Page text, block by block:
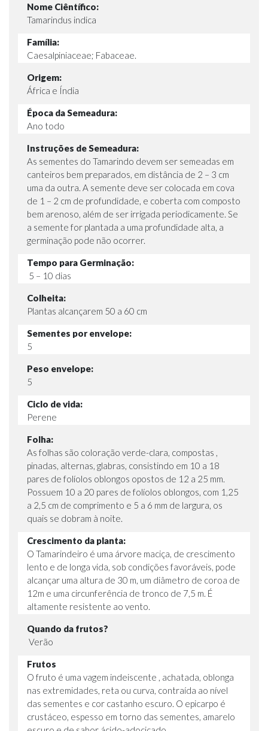
Nome Ciêntífico:
Tamarindus indica
Família:
Caesalpiniaceae; Fabaceae.
Origem:
África e Índia
Época da Semeadura:
Ano todo
Instruções de Semeadura:
As sementes do Tamarindo devem ser semeadas em
canteiros bem preparados, em distância de 2 – 3 cm
uma da outra. A semente deve ser colocada em cova
de 1 – 2 cm de profundidade, e coberta com composto
bem arenoso, além de ser irrigada periodicamente. Se
a semente for plantada a uma profundidade alta, a
germinação pode não ocorrer.
Tempo para Germinação:
5 – 10 dias
Colheita:
Plantas alcançarem 50 a 60 cm
Sementes por envelope:
5
Peso envelope:
5
Ciclo de vida:
Perene
Folha:
As folhas são coloração verde-clara, compostas ,
pinadas, alternas, glabras, consistindo em 10 a 18
pares de folíolos oblongos opostos de 12 a 25 mm.
Possuem 10 a 20 pares de folíolos oblongos, com 1,25
a 2,5 cm de comprimento e 5 a 6 mm de largura, os
quais se dobram à noite.
Crescimento da planta:
O Tamarindeiro é uma árvore maciça, de crescimento
lento e de longa vida, sob condições favoráveis, pode
alcançar uma altura de 30 m, um diâmetro de coroa de
12m e uma circunferência de tronco de 7,5 m. É
altamente resistente ao vento.
Quando da frutos?
Verão
Frutos
O fruto é uma vagem indeiscente , achatada, oblonga
nas extremidades, reta ou curva, contraída ao nível
das sementes e cor castanho escuro. O epicarpo é
crustáceo, espesso em torno das sementes, amarelo